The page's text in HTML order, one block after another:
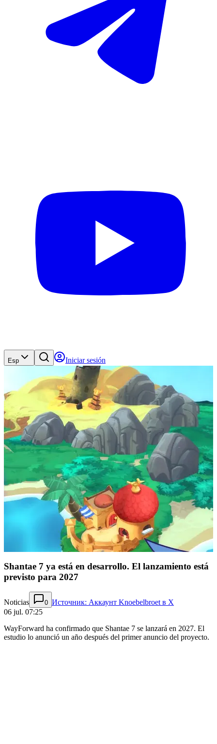
Esp Iniciar sesión
Shantae 7 ya está en desarrollo. El lanzamiento está
previsto para 2027
Noticias 0 Источник: Аккаунт Knoebelbroet в X
06 jul. 07:25
WayForward ha confirmado que Shantae 7 se lanzará en 2027. El
estudio lo anunció un año después del primer anuncio del proyecto.